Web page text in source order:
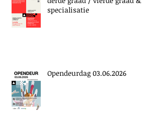
specialisatie
Opendeurdag 03.06.2026